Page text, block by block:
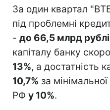
За один квартал
під проблемні
- до 66,5 млрд
капіталу банку
13%, а достатність
10,7% за
РФ у 10%.